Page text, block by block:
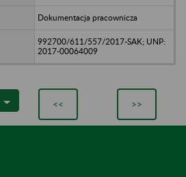
Dokumentacja pracownicza
992700/611/557/2017-SAK; UNP:
2017-00064009
<< >>